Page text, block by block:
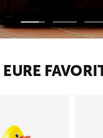
Zur
Slide
Zur
Slide
Zur
Slide
EURE